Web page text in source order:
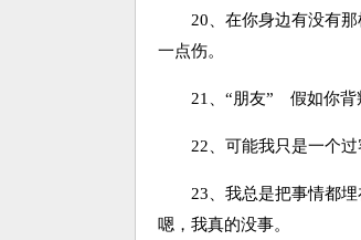
20、在你身边有没有那
一点伤。
21、“朋友” 假如你背叛
22、可能我只是一个过
23、我总是把事情都埋
嗯，我真的没事。